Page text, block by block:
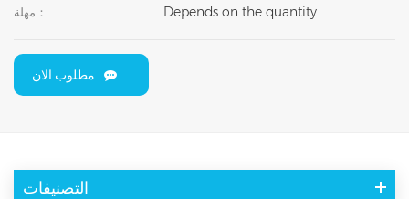
مهلة： Depends on the quantity
مطلوب الان
التصنيفات